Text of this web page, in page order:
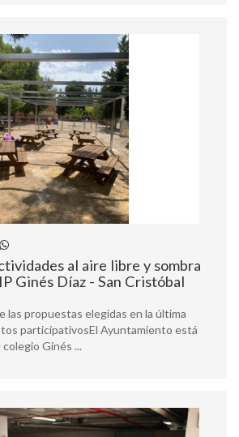
al aire libre y sombra
Ginés Díaz - San Cristóbal
las propuestas elegidas en la última
participativosEl Ayuntamiento está
Ginés ...